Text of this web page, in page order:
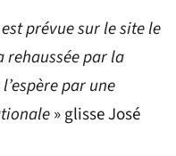
prévue sur le site le
rehaussée par la
par une
» glisse José